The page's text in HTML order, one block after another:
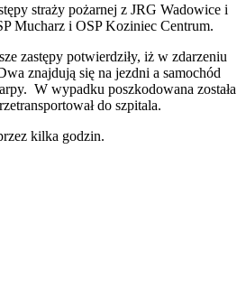
straży pożarnej z JRG Wadowice i
Mucharz i OSP Koziniec Centrum.
zastępy potwierdziły, iż w zdarzeniu
znajdują się na jezdni a samochód
W wypadku poszkodowana została
do szpitala.
kilka godzin.